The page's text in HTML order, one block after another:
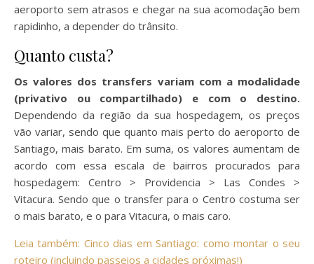
aeroporto sem atrasos e chegar na sua acomodação bem
rapidinho, a depender do trânsito.
Quanto custa?
Os valores dos transfers variam com a modalidade
(privativo ou compartilhado) e com o destino.
Dependendo da região da sua hospedagem, os preços
vão variar, sendo que quanto mais perto do aeroporto de
Santiago, mais barato. Em suma, os valores aumentam de
acordo com essa escala de bairros procurados para
hospedagem: Centro > Providencia > Las Condes >
Vitacura. Sendo que o transfer para o Centro costuma ser
o mais barato, e o para Vitacura, o mais caro.
Leia também: Cinco dias em Santiago: como montar o seu
roteiro (incluindo passeios a cidades próximas!)